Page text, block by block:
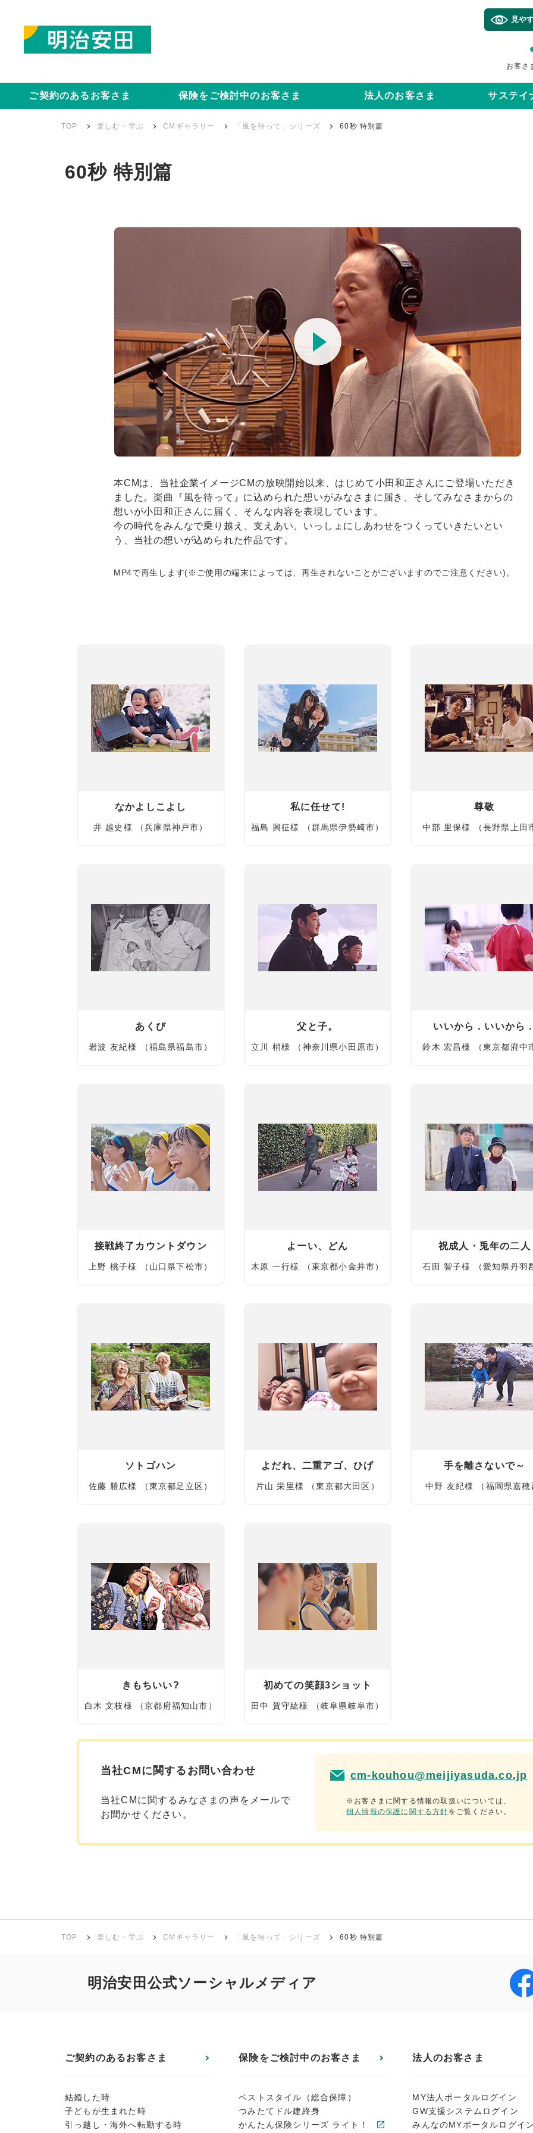
見や
お客さ
ご契約のあるお客さま 保険をご検討中のお客さま 法人のお客さま サステイ
TOP 楽しむ・学ぶ CMギャラリー 「風を待って」シリーズ 60秒 特別篇
60秒 特別篇
本CMは、当社企業イメージCMの放映開始以来、はじめて小田和正さんにご登場いただき
ました。楽曲『風を待って』に込められた想いがみなさまに届き、そしてみなさまからの
想いが小田和正さんに届く、そんな内容を表現しています。
今の時代をみんなで乗り越え、支えあい、いっしょにしあわせをつくっていきたいとい
う、当社の想いが込められた作品です。
MP4で再生します(※ご使用の端末によっては、再生されないことがございますのでご注意ください)。
なかよしこよし
井 越史様 （兵庫県神戸市）
私に任せて!
福島 興征様 （群馬県伊勢崎市）
尊敬
中部 里保様 （長野県上田
あくび
岩波 友紀様 （福島県福島市）
父と子。
立川 梢様 （神奈川県小田原市）
いいから．いいから
鈴木 宏昌様 （東京都府中
接戦終了カウントダウン
上野 桃子様 （山口県下松市）
よーい、どん
木原 一行様 （東京都小金井市）
祝成人・兎年の二人
石田 智子様 （愛知県丹羽
ソトゴハン
佐藤 勝広様 （東京都足立区）
よだれ、二重アゴ、ひげ
片山 栄里様 （東京都大田区）
手を離さないで～
中野 友紀様 （福岡県嘉
きもちいい?
白木 文枝様 （京都府福知山市）
初めての笑顔3ショット
田中 賀守紘様 （岐阜県岐阜市）
当社CMに関するお問い合わせ
当社CMに関するみなさまの声をメールで
お聞かせください。
cm-kouhou@meijiyasuda.co.jp
※お客さまに関する情報の取扱いについては、
個人情報の保護に関する方針 をご覧ください。
TOP 楽しむ・学ぶ CMギャラリー 「風を待って」シリーズ 60秒 特別篇
明治安田公式ソーシャルメディア
ご契約のあるお客さま
結婚した時
子どもが生まれた時
引っ越し・海外へ転勤する時
保険をご検討中のお客さま
ベストスタイル（総合保障）
つみたてドル建終身
かんたん保険シリーズ ライト！
法人のお客さま
MY法人ポータルログイン
GW支援システムログイン
みんなのMYポータルログイ